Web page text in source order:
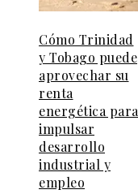
Cómo Trinidad
y Tobago puede
aprovechar su
renta
energética para
impulsar
desarrollo
industrial y
empleo